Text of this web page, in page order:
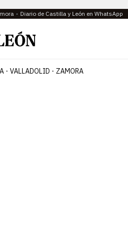
Diario de Castilla y León en WhatsApp
VALLADOLID ZAMORA